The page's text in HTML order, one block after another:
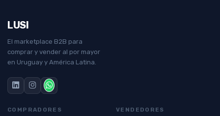
LUSI
El marketplace B2B para
comprar y vender al por mayor
en Uruguay y América Latina.
COMPRADORES VENDEDORES